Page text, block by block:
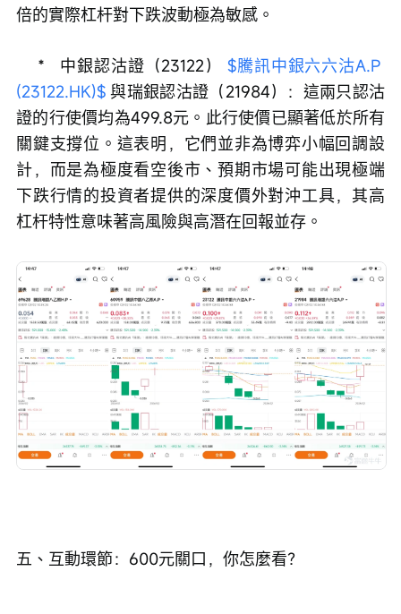
倍的實際杠杆對下跌波動極為敏感。
*   中銀認沽證（23122） $騰訊中銀六六沽A.P
(23122.HK)$ 與瑞銀認沽證（21984）：這兩只認沽
證的行使價均為499.8元。此行使價已顯著低於所有
關鍵支撐位。這表明，它們並非為博弈小幅回調設
計，而是為極度看空後市、預期市場可能出現極端
下跌行情的投資者提供的深度價外對沖工具，其高
杠杆特性意味著高風險與高潛在回報並存。
五、互動環節：600元關口，你怎麼看？